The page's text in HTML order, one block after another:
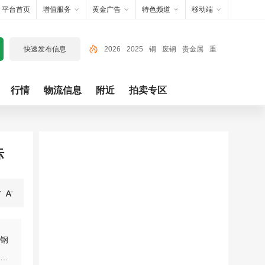
平台首页 增值服务 黄金广告 特色频道 移动端
快速发布信息 2026 2025 铜 废钢 贵金属 重
行情 物流信息 附近 拍卖专区